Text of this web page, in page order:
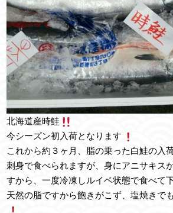
北海道産時鮭
今シーズン初入荷となります
これから約３ヶ月、脂の乗った白鮭の入
刺身で食べられますが、身にアニサキス
すから、一度冷凍しルイベ状態で食べて
天然の脂ですから飽きがこず、塩焼きで